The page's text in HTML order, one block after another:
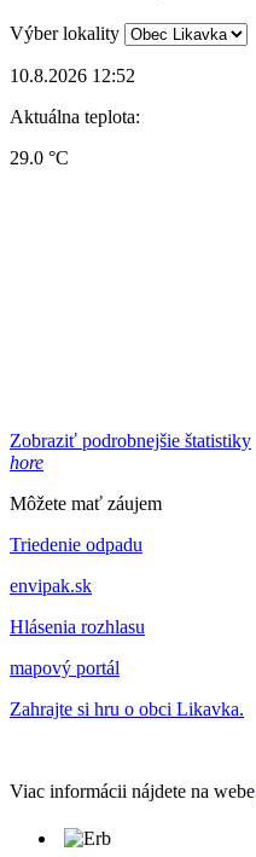
Výber lokality
10.8.2026 12:52
Aktuálna teplota:
29.0 °C
Zobraziť podrobnejšie štatistiky
hore
Môžete mať záujem
Triedenie odpadu
envipak.sk
Hlásenia rozhlasu
mapový portál
Zahrajte si hru o obci Likavka.
Viac informácii nájdete na webe